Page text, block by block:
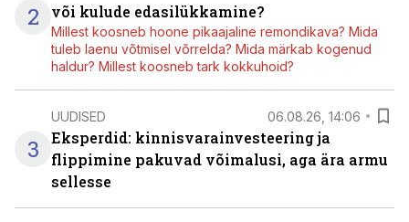
2
või kulude edasilükkamine?
Millest koosneb hoone pikaajaline remondikava? Mida
tuleb laenu võtmisel võrrelda? Mida märkab kogenud
haldur? Millest koosneb tark kokkuhoid?
3
UUDISED 06.08.26, 14:06
Eksperdid: kinnisvarainvesteering ja
flippimine pakuvad võimalusi, aga ära armu
sellesse